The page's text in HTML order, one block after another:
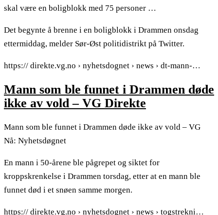
skal være en boligblokk med 75 personer …
Det begynte å brenne i en boligblokk i Drammen onsdag
ettermiddag, melder Sør-Øst politidistrikt på Twitter.
https:// direkte.vg.no › nyhetsdognet › news › dt-mann-…
Mann som ble funnet i Drammen døde
ikke av vold – VG Direkte
Mann som ble funnet i Drammen døde ikke av vold – VG
Nå: Nyhetsdøgnet
En mann i 50-årene ble pågrepet og siktet for
kroppskrenkelse i Drammen torsdag, etter at en mann ble
funnet død i et snøen samme morgen.
https:// direkte.vg.no › nyhetsdognet › news › togstrekni…